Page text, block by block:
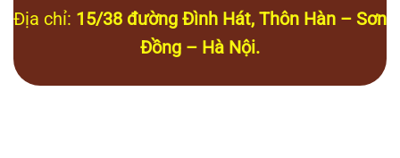
Địa chỉ: 15/38 đường Đình Hát, Thôn Hàn – Sơn
Đồng – Hà Nội.